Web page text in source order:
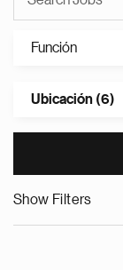
Función
Ubicación (6)
Show Filters